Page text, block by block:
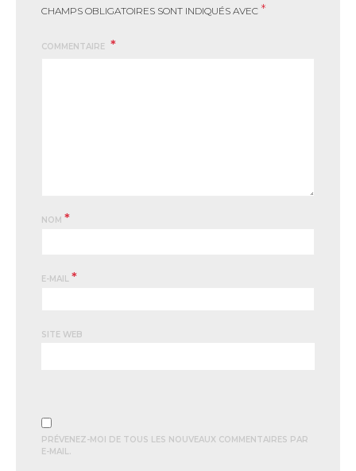
CHAMPS OBLIGATOIRES SONT INDIQUÉS AVEC *
COMMENTAIRE
NOM *
E-MAIL *
SITE WEB
PRÉVENEZ-MOI DE TOUS LES NOUVEAUX COMMENTAIRES PAR
E-MAIL.